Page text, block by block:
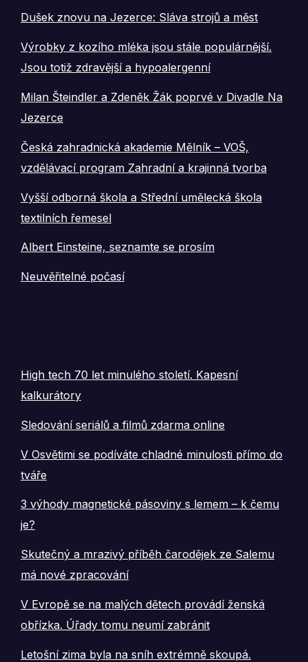
Dušek znovu na Jezerce: Sláva strojů a měst
Výrobky z kozího mléka jsou stále populárnější.
Jsou totiž zdravější a hypoalergenní
Milan Šteindler a Zdeněk Žák poprvé v Divadle Na
Jezerce
Česká zahradnická akademie Mělník – VOŠ,
vzdělávací program Zahradní a krajinná tvorba
Vyšší odborná škola a Střední umělecká škola
textilních řemesel
Albert Einsteine, seznamte se prosím
Neuvěřitelné počasí
High tech 70 let minulého století. Kapesní
kalkurátory
Sledování seriálů a filmů zdarma online
V Osvětimi se podíváte chladné minulosti přímo do
tváře
3 výhody magnetické pásoviny s lemem – k čemu
je?
Skutečný a mrazivý příběh čarodějek ze Salemu
má nové zpracování
V Evropě se na malých dětech provádí ženská
obřízka. Úřady tomu neumí zabránit
Letošní zima byla na sníh extrémně skoupá.